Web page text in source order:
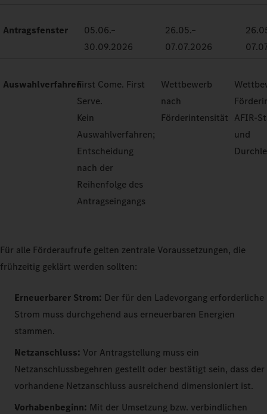
Antragsfenster
05.06.–
30.09.2026
26.05.–
07.07.2026
AuswahlverfahrenFirst Come. First
Serve.
Kein
Auswahlverfahren;
Entscheidung
nach der
Reihenfolge des
Antragseingangs
Wettbewerb
nach
Förderintensität AFIR-
und
Für alle Förderaufrufe gelten zentrale Voraussetzungen, die
frühzeitig geklärt werden sollten:
Erneuerbarer Strom: Der für den Ladevorgang erforderliche
Strom muss durchgehend aus erneuerbaren Energien
stammen.
Netzanschluss: Vor Antragstellung muss ein
Netzanschlussbegehren gestellt oder bestätigt sein, dass der
vorhandene Netzanschluss ausreichend dimensioniert ist.
Vorhabenbeginn: Mit der Umsetzung bzw. verbindlichen